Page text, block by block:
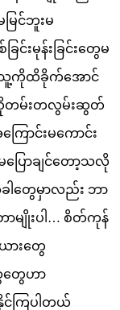
ြင်ဘူးမ
င်းမုန်းခြင်းတွေမ
သူ့ကိုထိခိုက်အောင်
တမ်းတလွမ်းဆွတ်
ာင်းမကောင်း
ပြောချင်တော့သလို
ခါတွေမှာလည်း ဘာ
တာမျိုးပါ… စိတ်ကုန်
ားတွေ
တွေဟာ
င်ကြပါတယ်